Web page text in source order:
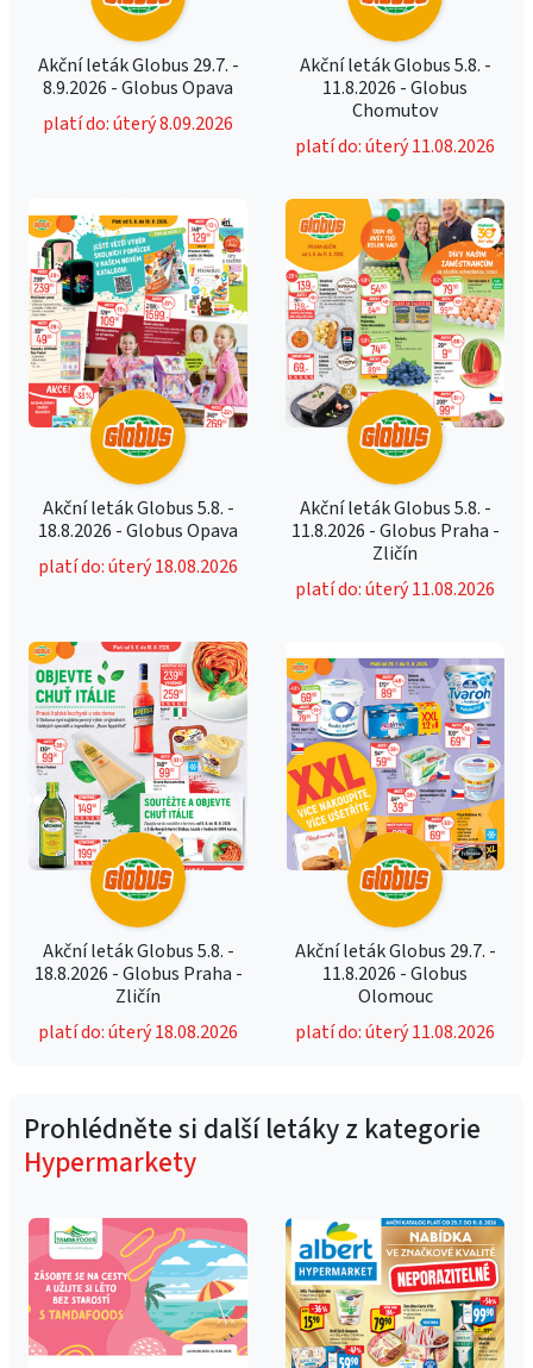
Akční leták Globus 29.7. -
8.9.2026 - Globus Opava
platí do: úterý 8.09.2026
Akční leták Globus 5.8. -
11.8.2026 - Globus
Chomutov
platí do: úterý 11.08.2026
Akční leták Globus 5.8. -
18.8.2026 - Globus Opava
platí do: úterý 18.08.2026
Akční leták Globus 5.8. -
11.8.2026 - Globus Praha -
Zličín
platí do: úterý 11.08.2026
Akční leták Globus 5.8. -
18.8.2026 - Globus Praha -
Zličín
platí do: úterý 18.08.2026
Akční leták Globus 29.7. -
11.8.2026 - Globus
Olomouc
platí do: úterý 11.08.2026
Prohlédněte si další letáky z kategorie
Hypermarkety